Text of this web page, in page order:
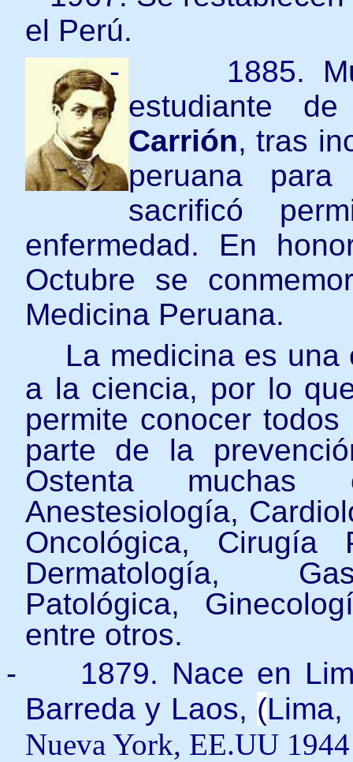
el Perú.
- 1885.
estudiante
Carrión, tras
peruana
sacrificó
enfermedad. En
Octubre se
Medicina Peruana.
La medicina es una
a la ciencia, por lo
permite conocer
parte de la
Ostenta muchas
Anestesiología,
Oncológica, Cirugía
Dermatología,
Patológica,
entre otros.
-
1879. Nace en
Barreda y Laos, (Lima,
Nueva York, EE.UU